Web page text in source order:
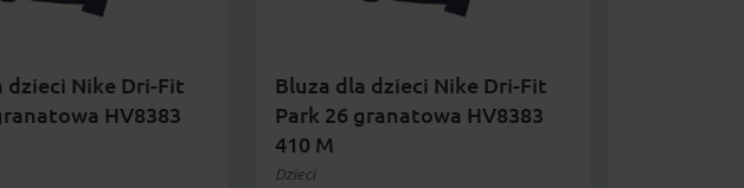
dzieci Nike Dri-Fit
HV8383
Bluza dla dzieci Nike Dri-Fit
Park 26 granatowa HV8383
410 M
Dzieci